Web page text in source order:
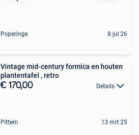
Poperinge 8 jul 26
Vintage mid-century formica en houten
plantentafel , retro
€ 170,00 Details
Pittem 13 mrt 25